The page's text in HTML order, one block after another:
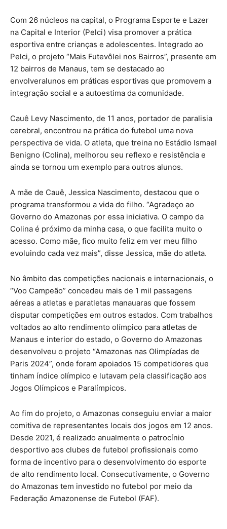
Com 26 núcleos na capital, o Programa Esporte e Lazer
na Capital e Interior (Pelci) visa promover a prática
esportiva entre crianças e adolescentes. Integrado ao
Pelci, o projeto “Mais Futevôlei nos Bairros”, presente em
12 bairros de Manaus, tem se destacado ao
envolveralunos em práticas esportivas que promovem a
integração social e a autoestima da comunidade.
Cauê Levy Nascimento, de 11 anos, portador de paralisia
cerebral, encontrou na prática do futebol uma nova
perspectiva de vida. O atleta, que treina no Estádio Ismael
Benigno (Colina), melhorou seu reflexo e resistência e
ainda se tornou um exemplo para outros alunos.
A mãe de Cauê, Jessica Nascimento, destacou que o
programa transformou a vida do filho. “Agradeço ao
Governo do Amazonas por essa iniciativa. O campo da
Colina é próximo da minha casa, o que facilita muito o
acesso. Como mãe, fico muito feliz em ver meu filho
evoluindo cada vez mais”, disse Jessica, mãe do atleta.
No âmbito das competições nacionais e internacionais, o
“Voo Campeão” concedeu mais de 1 mil passagens
aéreas a atletas e paratletas manauaras que fossem
disputar competições em outros estados. Com trabalhos
voltados ao alto rendimento olímpico para atletas de
Manaus e interior do estado, o Governo do Amazonas
desenvolveu o projeto “Amazonas nas Olimpíadas de
Paris 2024”, onde foram apoiados 15 competidores que
tinham índice olímpico e lutavam pela classificação aos
Jogos Olímpicos e Paralímpicos.
Ao fim do projeto, o Amazonas conseguiu enviar a maior
comitiva de representantes locais dos jogos em 12 anos.
Desde 2021, é realizado anualmente o patrocínio
desportivo aos clubes de futebol profissionais como
forma de incentivo para o desenvolvimento do esporte
de alto rendimento local. Consecutivamente, o Governo
do Amazonas tem investido no futebol por meio da
Federação Amazonense de Futebol (FAF).